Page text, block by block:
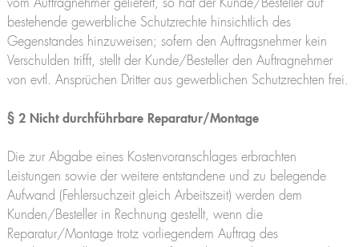
vom Auftragnehmer geliefert, so hat der Kunde/Besteller auf
bestehende gewerbliche Schutzrechte hinsichtlich des
Gegenstandes hinzuweisen; sofern den Auftragsnehmer kein
Verschulden trifft, stellt der Kunde/Besteller den Auftragnehmer
von evtl. Ansprüchen Dritter aus gewerblichen Schutzrechten frei.
§ 2 Nicht durchführbare Reparatur/Montage
Die zur Abgabe eines Kostenvoranschlages erbrachten
Leistungen sowie der weitere entstandene und zu belegende
Aufwand (Fehlersuchzeit gleich Arbeitszeit) werden dem
Kunden/Besteller in Rechnung gestellt, wenn die
Reparatur/Montage trotz vorliegendem Auftrag des